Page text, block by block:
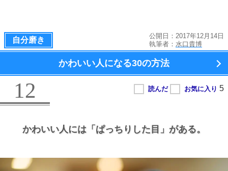
自分磨き
公開日：2017年12月14日
執筆者： 水口貴博
かわいい人になる30の方法
12
かわいい人には 「ぱっちりした目」がある。